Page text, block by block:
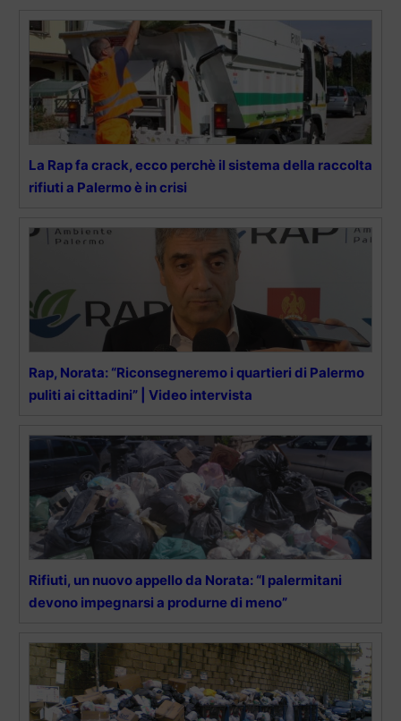
La Rap fa crack, ecco perchè il sistema della raccolta
rifiuti a Palermo è in crisi
Rap, Norata: “Riconsegneremo i quartieri di Palermo
puliti ai cittadini” | Video intervista
Rifiuti, un nuovo appello da Norata: “I palermitani
devono impegnarsi a produrne di meno”